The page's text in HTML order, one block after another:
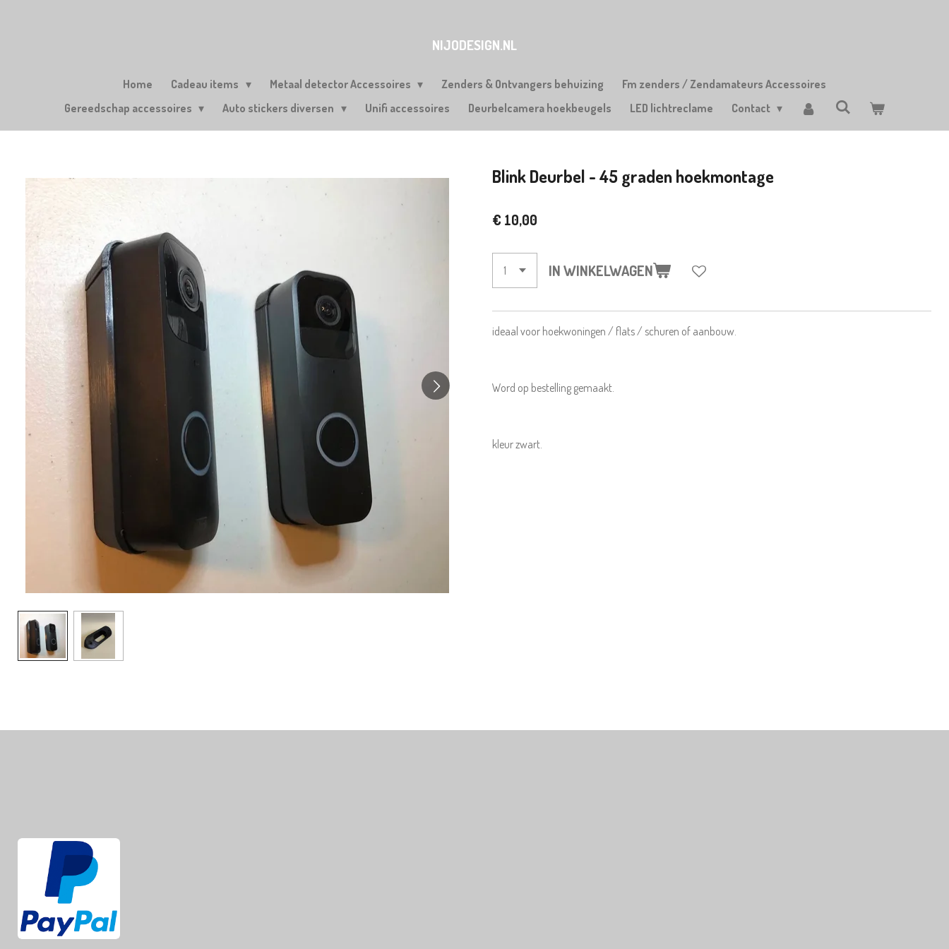
NIJODESIGN.NL
Home Cadeau items Metaal detector Accessoires Zenders & Ontvangers behuizing
Fm zenders / Zendamateurs Accessoires
Gereedschap accessoires
Auto stickers diversen Unifi accessoires Deurbelcamera hoekbeugels LED lichtreclame Contact
Blink Deurbel - 45 graden hoekmontage
€ 10,00
IN WINKELWAGEN
ideaal voor hoekwoningen / flats / schuren of aanbouw.
Word op bestelling gemaakt.
kleur zwart.